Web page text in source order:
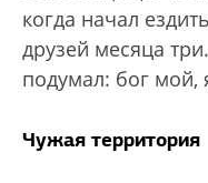
когда начал
друзей месяца
подумал: бог мой,
Чужая территория